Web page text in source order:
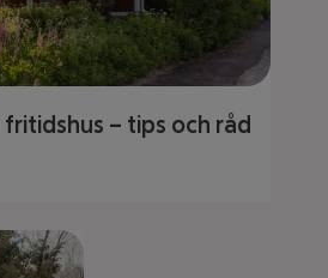
– tips och råd